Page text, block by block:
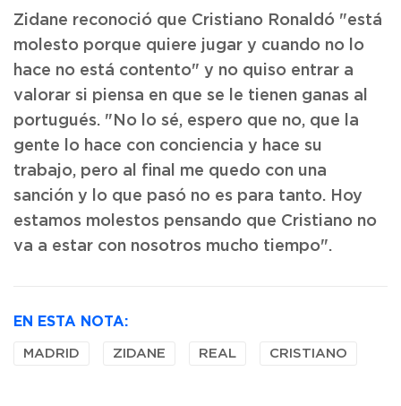
Zidane reconoció que Cristiano Ronaldó "está
molesto porque quiere jugar y cuando no lo
hace no está contento" y no quiso entrar a
valorar si piensa en que se le tienen ganas al
portugués. "No lo sé, espero que no, que la
gente lo hace con conciencia y hace su
trabajo, pero al final me quedo con una
sanción y lo que pasó no es para tanto. Hoy
estamos molestos pensando que Cristiano no
va a estar con nosotros mucho tiempo".
EN ESTA NOTA:
MADRID ZIDANE REAL CRISTIANO